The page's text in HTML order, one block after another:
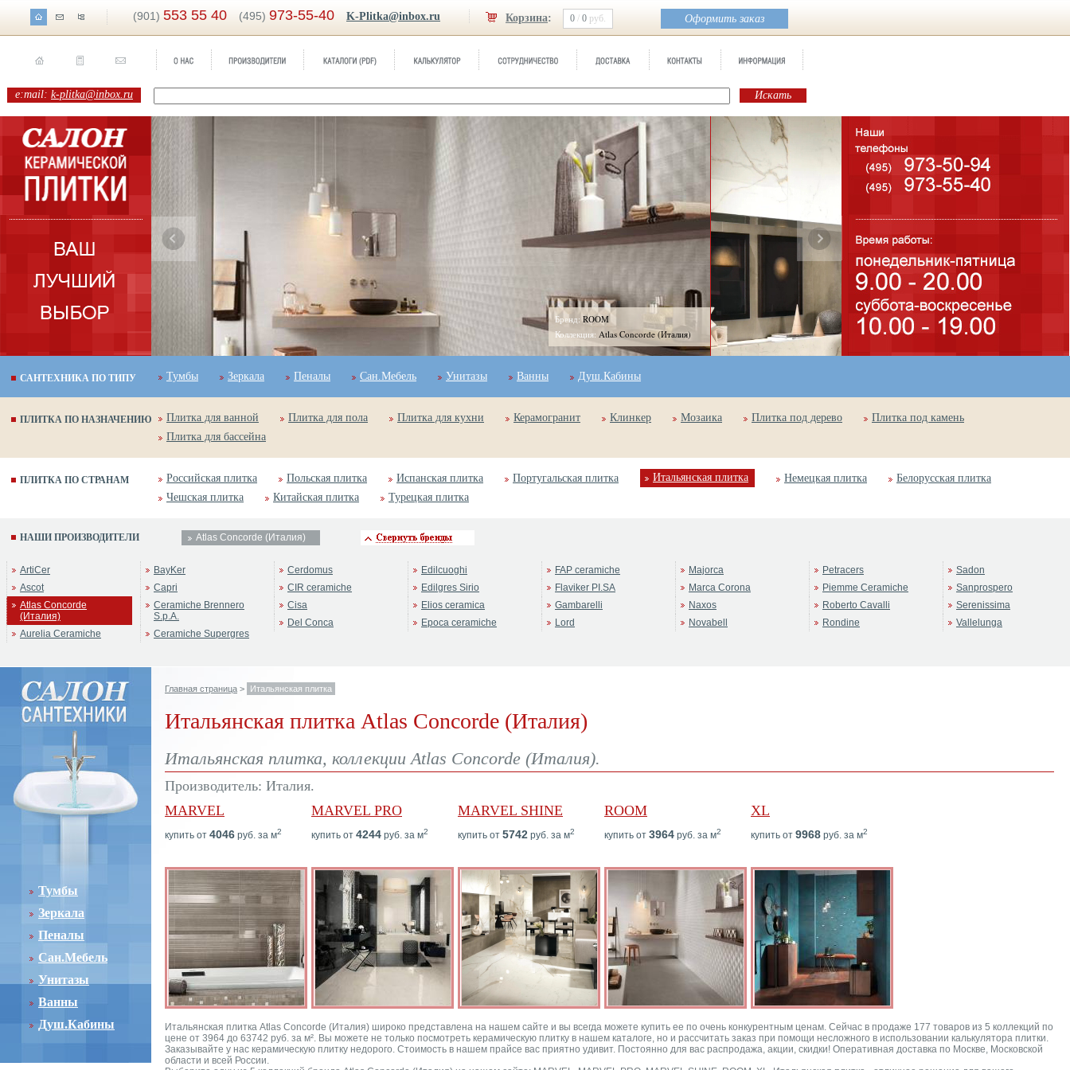
(901) 553 55 40 (495) 973-55-40 K-Plitka@inbox.ru Оформить заказ
Корзина: 0 / 0 руб.
e:mail: k-plitka@inbox.ru
Бренд: ROOM
Коллекция: Atlas Concorde (Италия)
САНТЕХНИКА ПО ТИПУ Тумбы Зеркала Пеналы Сан.Мебель Унитазы Ванны Душ.Кабины
ПЛИТКА ПО НАЗНАЧЕНИЮ Плитка для ванной Плитка для пола Плитка для кухни Керамогранит Клинкер Мозаика Плитка под дерево
Плитка под камень
Плитка для бассейна
ПЛИТКА ПО СТРАНАМ Российская плитка Польская плитка Испанская плитка Португальская плитка Итальянская плитка Немецкая плитка
Белорусская плитка
Чешская плитка
Китайская плитка Турецкая плитка
НАШИ ПРОИЗВОДИТЕЛИ Atlas Concorde (Италия)
ArtiCer
Ascot
Atlas Concorde
(Италия)
Aurelia Ceramiche
BayKer
Capri
Ceramiche Brennero
S.p.A.
Ceramiche Supergres
Cerdomus
CIR ceramiche
Cisa
Del Conca
Edilcuoghi
Edilgres Sirio
Elios ceramica
Epoca ceramiche
FAP ceramiche
Flaviker PI.SA
Gambarelli
Lord
Majorca
Marca Corona
Naxos
Novabell
Petracers
Piemme Ceramiche
Roberto Cavalli
Rondine
Sadon
Sanprospero
Serenissima
Vallelunga
Тумбы
Зеркала
Пеналы
Сан.Мебель
Унитазы
Ванны
Душ.Кабины
Главная страница > Итальянская плитка
Итальянская плитка Atlas Concorde (Италия)
Итальянская плитка, коллекции Atlas Concorde (Италия).
Производитель: Италия.
MARVEL
купить от 4046 руб. за м2
MARVEL PRO
купить от 4244 руб. за м2
MARVEL SHINE
купить от 5742 руб. за м2
ROOM
купить от 3964 руб. за м2
XL
купить от 9968 руб. за м2
Итальянская плитка Atlas Concorde (Италия) широко представлена на нашем сайте и вы всегда можете купить ее по очень конкурентным ценам. Сейчас в продаже 177 товаров из 5 коллекций по
цене от 3964 до 63742 руб. за м². Вы можете не только посмотреть керамическую плитку в нашем каталоге, но и рассчитать заказ при помощи несложного в использовании калькулятора плитки.
Заказывайте у нас керамическую плитку недорого. Стоимость в нашем прайсе вас приятно удивит. Постоянно для вас распродажа, акции, скидки! Оперативная доставка по Москве, Московской
области и всей России.